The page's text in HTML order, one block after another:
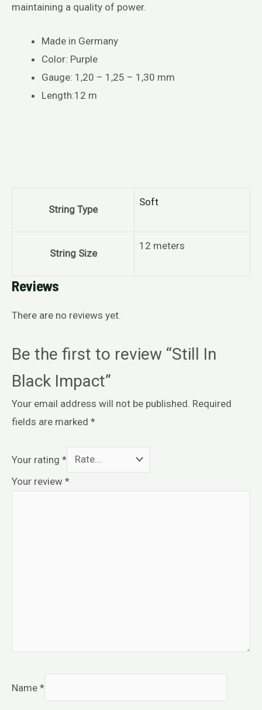
maintaining a quality of power.
Made in Germany
Color: Purple
Gauge: 1,20 – 1,25 – 1,30 mm
Length:12 m
String Type
Soft
String Size
12 meters
Reviews
There are no reviews yet.
Be the first to review “Still In
Black Impact”
Your email address will not be published. Required
fields are marked *
Your rating *
Your review *
Name *